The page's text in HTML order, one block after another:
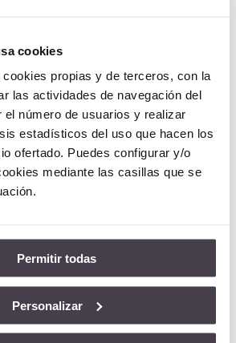
cookies
propias y de terceros, con la
las actividades de navegación del
el número de usuarios y realizar
estadísticos del uso que hacen los
ofertado. Puedes configurar y/o
mediante las casillas que se
Permitir todas
Personalizar
Más info